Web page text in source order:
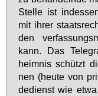
Stel­le ist
mit ih­rer
den
kann. Das
heim­nis schützt
nen (heu­te von
de­dienst wie